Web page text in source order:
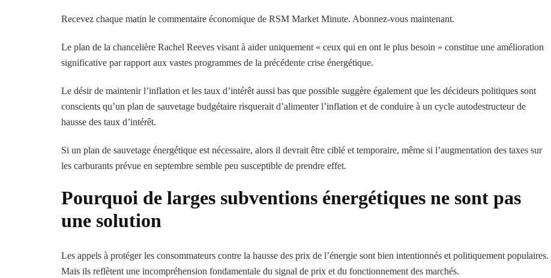
Recevez chaque matin le commentaire économique de RSM Market Minute. Abonnez-vous maintenant.
Le plan de la chancelière Rachel Reeves visant à aider uniquement « ceux qui en ont le plus besoin » constitue une amélioration
significative par rapport aux vastes programmes de la précédente crise énergétique.
Le désir de maintenir l’inflation et les taux d’intérêt aussi bas que possible suggère également que les décideurs politiques sont
conscients qu’un plan de sauvetage budgétaire risquerait d’alimenter l’inflation et de conduire à un cycle autodestructeur de
hausse des taux d’intérêt.
Si un plan de sauvetage énergétique est nécessaire, alors il devrait être ciblé et temporaire, même si l’augmentation des taxes sur
les carburants prévue en septembre semble peu susceptible de prendre effet.
Pourquoi de larges subventions énergétiques ne sont pas
une solution
Les appels à protéger les consommateurs contre la hausse des prix de l’énergie sont bien intentionnés et politiquement populaires.
Mais ils reflètent une incompréhension fondamentale du signal de prix et du fonctionnement des marchés.